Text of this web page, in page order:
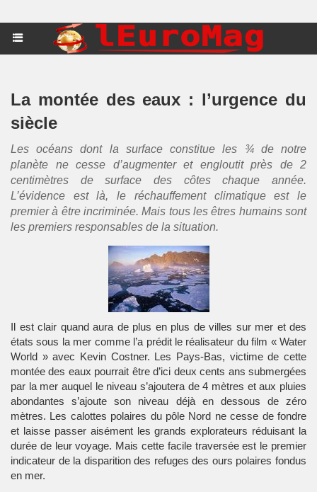
La montée des eaux : l’urgence du
siècle
Les océans dont la surface constitue les ¾ de notre
planète ne cesse d’augmenter et engloutit près de 2
centimètres de surface des côtes chaque année.
L’évidence est là, le réchauffement climatique est le
premier à être incriminée. Mais tous les êtres humains sont
les premiers responsables de la situation.
Il est clair quand aura de plus en plus de villes sur mer et des
états sous la mer comme l’a prédit le réalisateur du film « Water
World » avec Kevin Costner. Les Pays-Bas, victime de cette
montée des eaux pourrait être d’ici deux cents ans submergées
par la mer auquel le niveau s’ajoutera de 4 mètres et aux pluies
abondantes s’ajoute son niveau déjà en dessous de zéro
mètres. Les calottes polaires du pôle Nord ne cesse de fondre
et laisse passer aisément les grands explorateurs réduisant la
durée de leur voyage. Mais cette facile traversée est le premier
indicateur de la disparition des refuges des ours polaires fondus
en mer.